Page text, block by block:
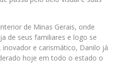
de Minas Gerais, onde
de seus familiares e logo se
e carismático, Danilo já
hoje em todo o estado o